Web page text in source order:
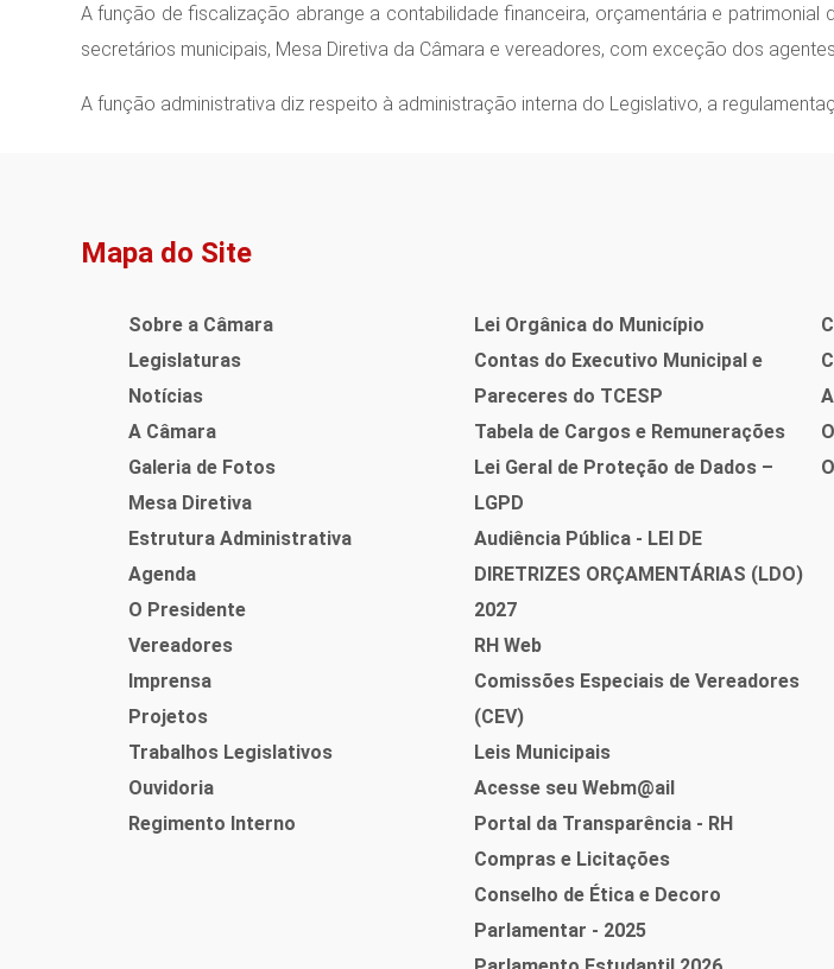
A função de fiscalização abrange a contabilidade financeira, orçamentária e
secretários municipais, Mesa Diretiva da Câmara e vereadores, com exceção dos
A função administrativa diz respeito à administração interna do Legislativo, a
Mapa do Site
Sobre a Câmara
Legislaturas
Notícias
A Câmara
Galeria de Fotos
Mesa Diretiva
Estrutura Administrativa
Agenda
O Presidente
Vereadores
Imprensa
Projetos
Trabalhos Legislativos
Ouvidoria
Regimento Interno
Lei Orgânica do Município
Contas do Executivo Municipal e
Pareceres do TCESP
Tabela de Cargos e Remunerações
Lei Geral de Proteção de Dados –
LGPD
Audiência Pública - LEI DE
DIRETRIZES ORÇAMENTÁRIAS (LDO)
2027
RH Web
Comissões Especiais de Vereadores
(CEV)
Leis Municipais
Acesse seu Webm@ail
Portal da Transparência - RH
Compras e Licitações
Conselho de Ética e Decoro
Parlamentar - 2025